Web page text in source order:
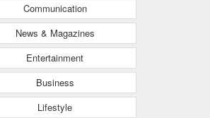
Communication
News & Magazines
Entertainment
Business
Lifestyle